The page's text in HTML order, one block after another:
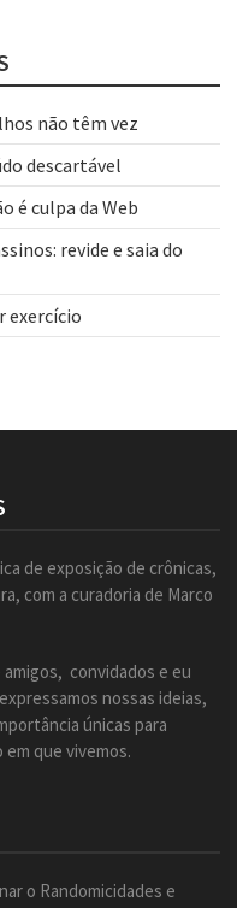
não têm vez
descartável
é culpa da Web
revide e saia do
exercício
de exposição de crônicas,
com a curadoria de Marco
convidados e eu
nossas ideias,
únicas para
que vivemos.
o Randomicidades e